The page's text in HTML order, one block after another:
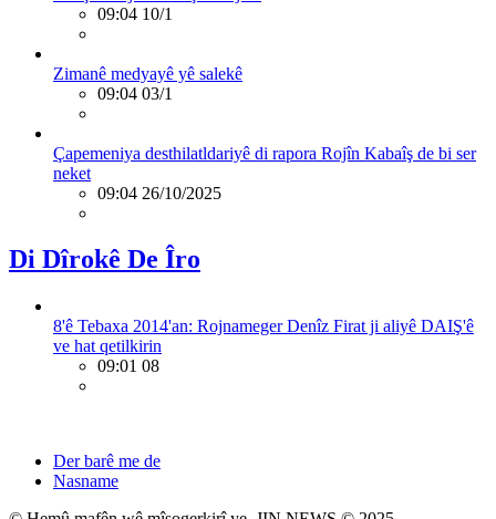
09:04 10/1
Zimanê medyayê yê salekê
09:04 03/1
Çapemeniya desthilatldariyê di rapora Rojîn Kabaîş de bi ser
neket
09:04 26/10/2025
Di Dîrokê De Îro
8'ê Tebaxa 2014'an: Rojnameger Denîz Firat ji aliyê DAIŞ'ê
ve hat qetilkirin
09:01 08
Der barê me de
Nasname